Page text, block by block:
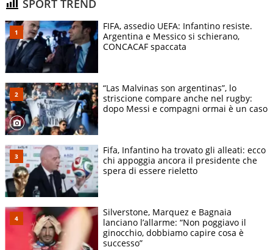
SPORT TREND
FIFA, assedio UEFA: Infantino resiste.
Argentina e Messico si schierano,
CONCACAF spaccata
“Las Malvinas son argentinas”, lo
striscione compare anche nel rugby:
dopo Messi e compagni ormai è un caso
Fifa, Infantino ha trovato gli alleati: ecco
chi appoggia ancora il presidente che
spera di essere rieletto
Silverstone, Marquez e Bagnaia
lanciano l’allarme: “Non poggiavo il
ginocchio, dobbiamo capire cosa è
successo”